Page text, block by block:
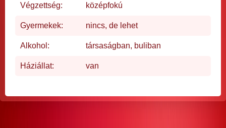
Végzettség: középfokú
Gyermekek: nincs, de lehet
Alkohol: társaságban, buliban
Háziállat: van